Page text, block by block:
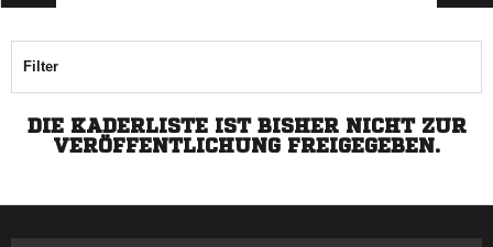
Filter
DIE KADERLISTE IST BISHER NICHT ZUR
VERÖFFENTLICHUNG FREIGEGEBEN.